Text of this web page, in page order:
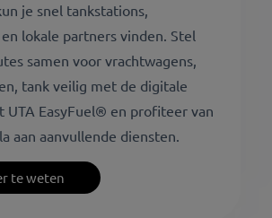
je snel tankstations,
lokale partners vinden. Stel
samen voor vrachtwagens,
tank veilig met de digitale
UTA EasyFuel® en profiteer van
aan aanvullende diensten.
te weten